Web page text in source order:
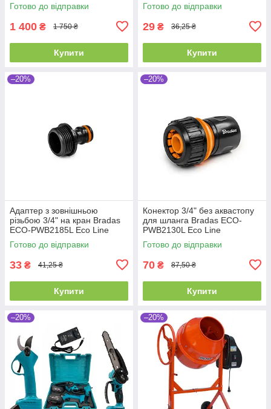
Готово до відправки
1 400 ₴ 1 750 ₴
Купити
Готово до відправки
29 ₴ 36,25 ₴
Купити
–20%
Адаптер з зовнішньою
різьбою 3/4" на кран Bradas
ECO-PWB2185L Eco Line
Готово до відправки
33 ₴ 41,25 ₴
Купити
–20%
Конектор 3/4" без аквастопу
для шланга Bradas ECO-
PWB2130L Eco Line
Готово до відправки
70 ₴ 87,50 ₴
Купити
–20% –20%